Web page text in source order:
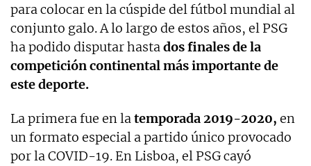
para colocar en la cúspide del fútbol mundial al
conjunto galo. A lo largo de estos años, el PSG
ha podido disputar hastados finales de la
competición continental más importante de
este deporte.
La primera fue en latemporada 2019-2020, en
un formato especial a partido único provocado
por la COVID-19. En Lisboa, el PSG cayó